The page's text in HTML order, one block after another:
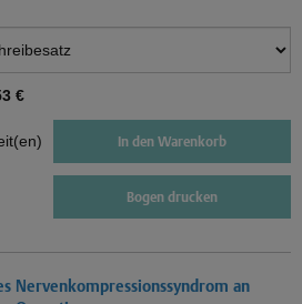
€
In den Warenkorb
Bogen drucken
Nervenkompressionssyndrom an